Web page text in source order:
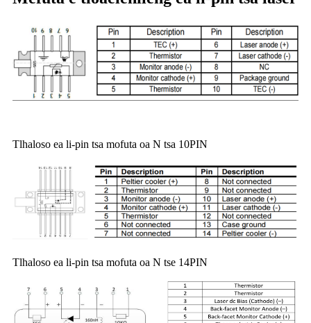
Tlhaloso ea li-pin tsa mofuta oa N tsa 10PIN
Tlhaloso ea li-pin tsa mofuta oa N tse 14PIN